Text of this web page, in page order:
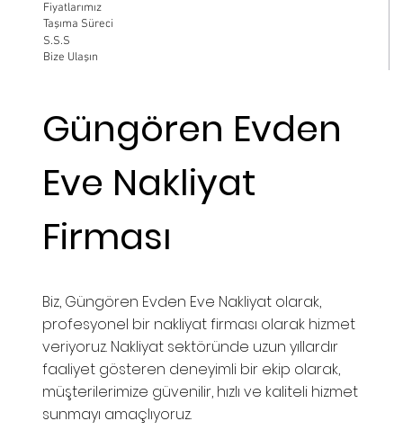
Güngören Evden
Eve Nakliyat
Firması
Biz, Güngören Evden Eve Nakliyat olarak,
profesyonel bir nakliyat firması olarak hizmet
veriyoruz. Nakliyat sektöründe uzun yıllardır
faaliyet gösteren deneyimli bir ekip olarak,
müşterilerimize güvenilir, hızlı ve kaliteli hizmet
sunmayı amaçlıyoruz.
Fiyatlarımız
Taşıma Süreci
S.S.S
Bize Ulaşın